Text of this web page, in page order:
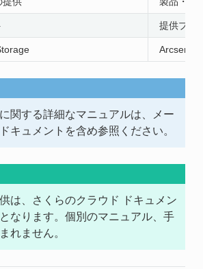
提供プラ
Arcserve
関する詳細なマニュアルは、メー
キュメントを含め参照ください。
は、さくらのクラウド ドキュメン
なります。個別のマニュアル、手
れません。